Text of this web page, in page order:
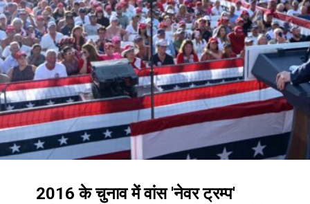
2016 के चुनाव में वांस 'नेवर ट्रम्प'